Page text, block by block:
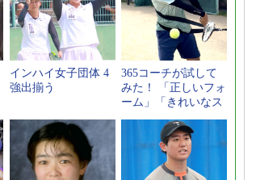
インハイ女子団体 4
強出揃う
365コーチが試して
みた！ 「正しいフォ
ーム」「きれいなス
イング」が身につく
新感覚スポーツギア